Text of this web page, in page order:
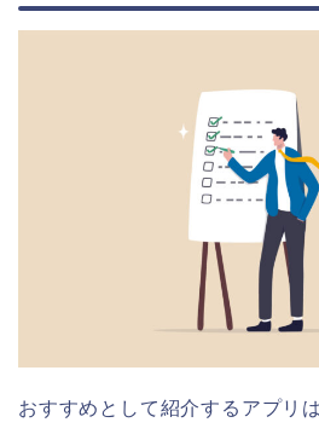
おすすめとして紹介するアプリ